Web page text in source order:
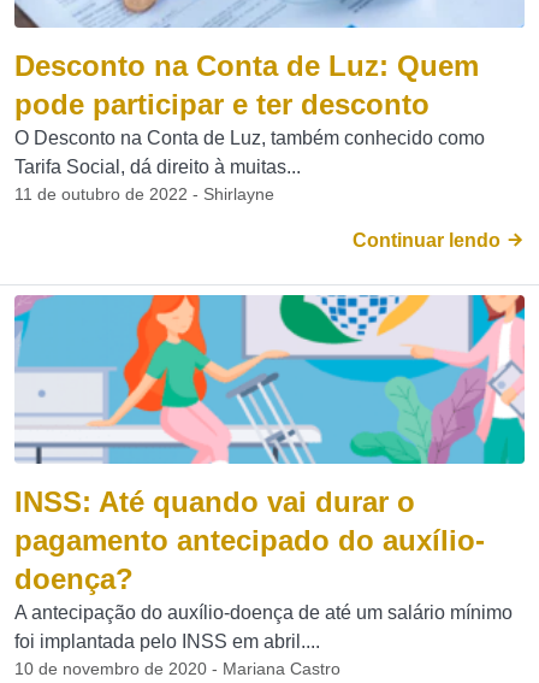
Desconto na Conta de Luz: Quem
pode participar e ter desconto
O Desconto na Conta de Luz, também conhecido como
Tarifa Social, dá direito à muitas...
11 de outubro de 2022 - Shirlayne
Continuar lendo
INSS: Até quando vai durar o
pagamento antecipado do auxílio-
doença?
A antecipação do auxílio-doença de até um salário mínimo
foi implantada pelo INSS em abril....
10 de novembro de 2020 - Mariana Castro